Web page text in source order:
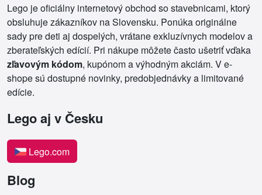
Lego je oficiálny internetový obchod so stavebnicami, ktorý
obsluhuje zákazníkov na Slovensku. Ponúka originálne
sady pre deti aj dospelých, vrátane exkluzívnych modelov a
zberateľských edícií. Pri nákupe môžete často ušetriť vďaka
zľavovým kódom, kupónom a výhodným akciám. V e-
shope sú dostupné novinky, predobjednávky a limitované
edície.
Lego aj v Česku
Lego.com
Blog